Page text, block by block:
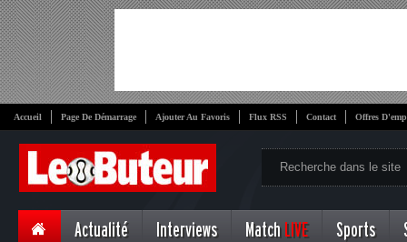
Accueil Page De Démarrage Ajouter Au Favoris Flux RSS Contact Offres
Actualité Interviews Match LIVE Sports